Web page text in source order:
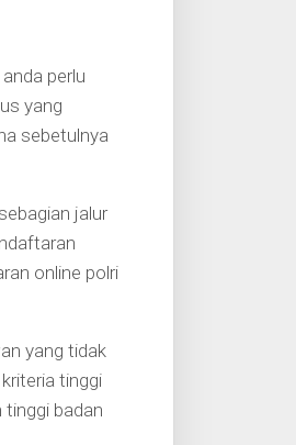
perlu
yang
sebetulnya
jalur
online polri
yang tidak
tinggi
badan